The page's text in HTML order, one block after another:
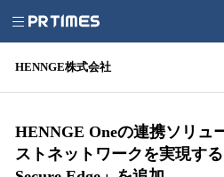
HENNGE株式会社
HENNGE Oneの連携ソリュ
ストネットワークを実現す